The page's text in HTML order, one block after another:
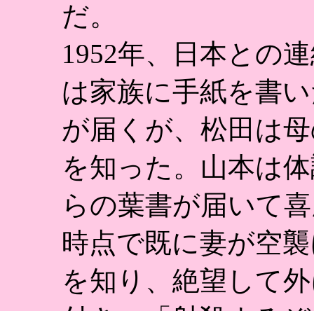
だ。
1952年、日本との
は家族に手紙を書
が届くが、松田は
を知った。山本は
らの葉書が届いて
時点で既に妻が空
を知り、絶望して